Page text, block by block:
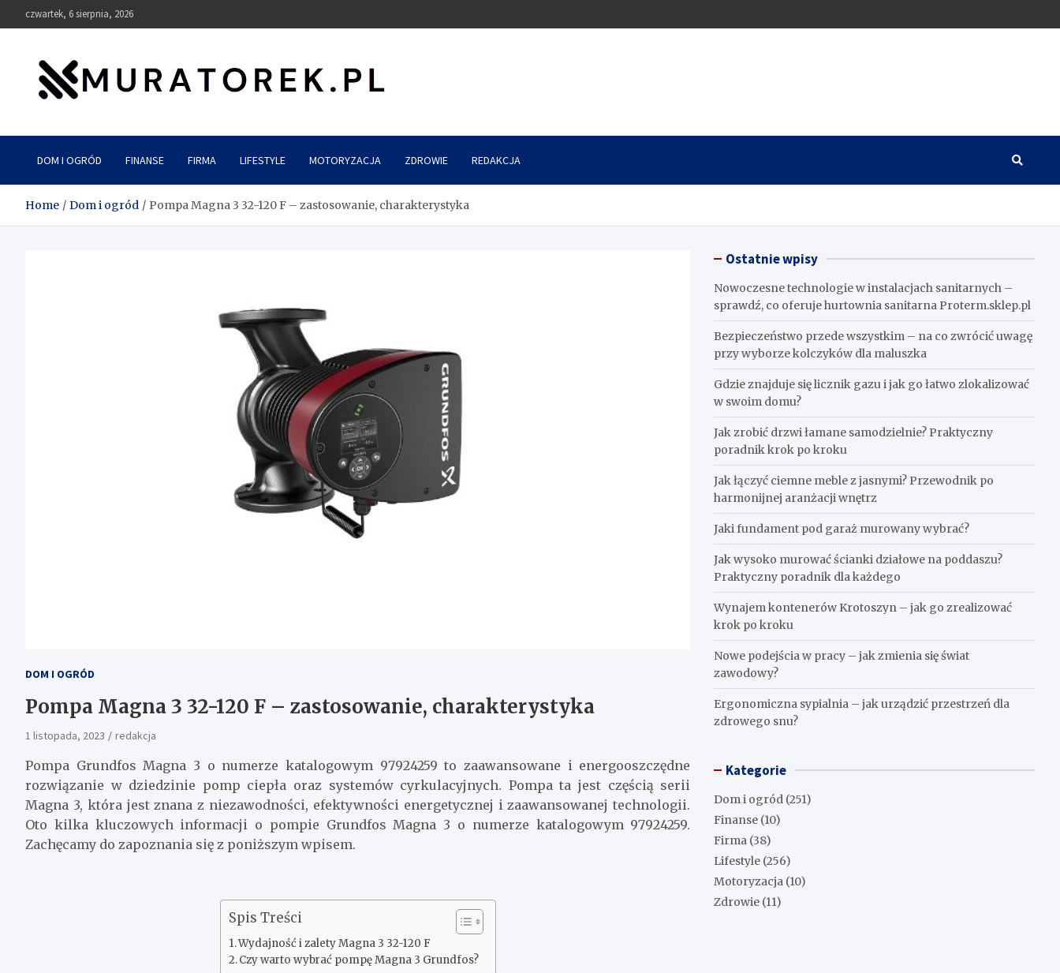
to
czwartek, 6 sierpnia, 2026
muratorek.pl
DOM I OGRÓD FINANSE FIRMA LIFESTYLE MOTORYZACJA ZDROWIE REDAKCJA
Home Dom i ogród Pompa Magna 3 32-120 F – zastosowanie, charakterystyka
DOM I OGRÓD
Pompa Magna 3 32-120 F – zastosowanie, charakterystyka
1 listopada, 2023 redakcja
Pompa Grundfos Magna 3 o numerze katalogowym 97924259 to zaawansowane i energooszczędne
rozwiązanie w dziedzinie pomp ciepła oraz systemów cyrkulacyjnych. Pompa ta jest częścią serii
Magna 3, która jest znana z niezawodności, efektywności energetycznej i zaawansowanej technologii.
Oto kilka kluczowych informacji o pompie Grundfos Magna 3 o numerze katalogowym 97924259.
Zachęcamy do zapoznania się z poniższym wpisem.
Spis Treści
Wydajność i zalety Magna 3 32-120 F
Czy warto wybrać pompę Magna 3 Grundfos?
Ostatnie wpisy
Nowoczesne technologie w instalacjach sanitarnych –
sprawdź, co oferuje hurtownia sanitarna Proterm.sklep.pl
Bezpieczeństwo przede wszystkim – na co zwrócić uwagę
przy wyborze kolczyków dla maluszka
Gdzie znajduje się licznik gazu i jak go łatwo zlokalizować
w swoim domu?
Jak zrobić drzwi łamane samodzielnie? Praktyczny
poradnik krok po kroku
Jak łączyć ciemne meble z jasnymi? Przewodnik po
harmonijnej aranżacji wnętrz
Jaki fundament pod garaż murowany wybrać?
Jak wysoko murować ścianki działowe na poddaszu?
Praktyczny poradnik dla każdego
Wynajem kontenerów Krotoszyn – jak go zrealizować
krok po kroku
Nowe podejścia w pracy – jak zmienia się świat
zawodowy?
Ergonomiczna sypialnia – jak urządzić przestrzeń dla
zdrowego snu?
Kategorie
Dom i ogród (251)
Finanse (10)
Firma (38)
Lifestyle (256)
Motoryzacja (10)
Zdrowie (11)